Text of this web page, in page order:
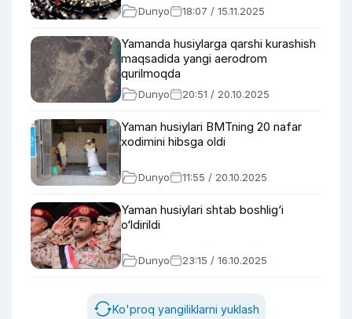
Dunyo 18:07 / 15.11.2025
Yamanda husiylarga qarshi kurashish
maqsadida yangi aerodrom
qurilmoqda
Dunyo 20:51 / 20.10.2025
Yaman husiylari BMTning 20 nafar
xodimini hibsga oldi
Dunyo 11:55 / 20.10.2025
Yaman husiylari shtab boshlig‘i
o‘ldirildi
Dunyo 23:15 / 16.10.2025
Ko'proq yangiliklarni yuklash